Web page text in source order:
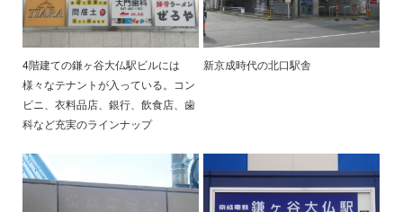
4階建ての鎌ヶ谷大仏駅ビルには
様々なテナントが入っている。コン
ビニ、衣料品店、銀行、飲食店、歯
科など充実のラインナップ
新京成時代の北口駅舎